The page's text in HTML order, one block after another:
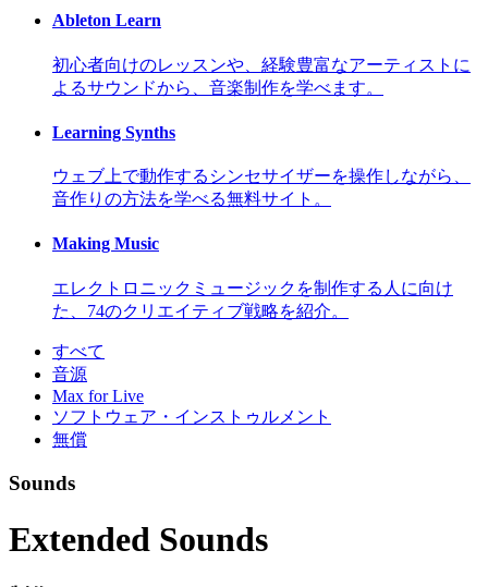
Ableton Learn
初心者向けのレッスンや、経験豊富なアーティストに
よるサウンドから、音楽制作を学べます。
Learning Synths
ウェブ上で動作するシンセサイザーを操作しながら、
音作りの方法を学べる無料サイト。
Making Music
エレクトロニックミュージックを制作する人に向け
た、74のクリエイティブ戦略を紹介。
すべて
音源
Max for Live
ソフトウェア・インストゥルメント
無償
Sounds
Extended Sounds